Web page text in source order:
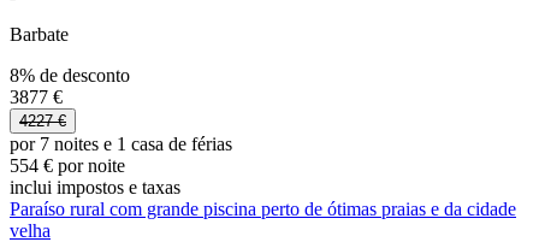
Barbate
8% de desconto
3877 €
4227 €
por 7 noites e 1 casa de férias
554 € por noite
inclui impostos e taxas
Paraíso rural com grande piscina perto de ótimas praias e da cidade
velha